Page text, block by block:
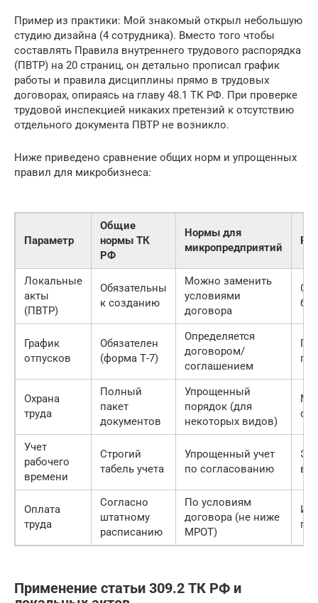
Пример из практики: Мой знакомый открыл небольшую
студию дизайна (4 сотрудника). Вместо того чтобы
составлять Правила внутреннего трудового распорядка
(ПВТР) на 20 страниц, он детально прописал график
работы и правила дисциплины прямо в трудовых
договорах, опираясь на главу 48.1 ТК РФ. При проверке
трудовой инспекцией никаких претензий к отсутствию
отдельного документа ПВТР не возникло.
Ниже приведено сравнение общих норм и упрощенных
правил для микробизнеса:
Параметр
Общие
нормы ТК
РФ
Нормы для
микропредприятий
Локальные
акты
(ПВТР)
Обязательны
к созданию
Можно заменить
условиями
договора
График
отпусков
Обязателен
(форма Т-7)
Определяется
договором/
соглашением
Охрана
труда
Полный
пакет
документов
Упрощенный
порядок (для
некоторых видов)
Учет
рабочего
времени
Строгий
табель учета
Упрощенный учет
по согласованию
Оплата
труда
Согласно
штатному
расписанию
По условиям
договора (не ниже
МРОТ)
Применение статьи 309.2 ТК РФ и